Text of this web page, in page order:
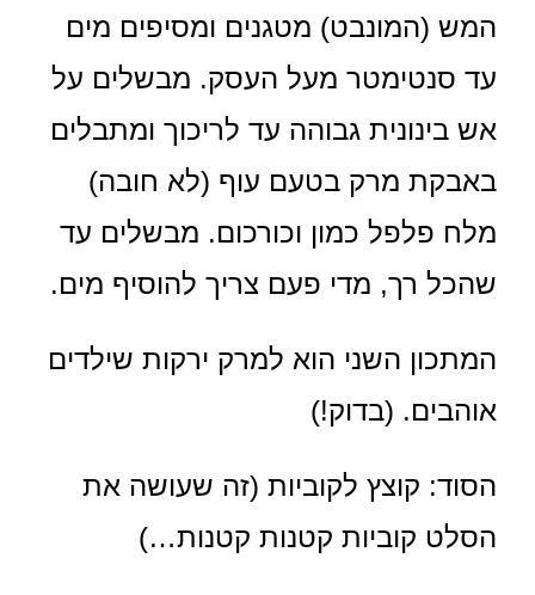
המש (המונבט) מטגנים ומסיפים מים
עד סנטימטר מעל העסק. מבשלים על
אש בינונית גבוהה עד לריכוך ומתבלים
באבקת מרק בטעם עוף (לא חובה)
מלח פלפל כמון וכורכום. מבשלים עד
שהכל רך, מדי פעם צריך להוסיף מים.
המתכון השני הוא למרק ירקות שילדים
אוהבים. (בדוק!)
הסוד: קוצץ לקוביות (זה שעושה את
הסלט קוביות קטנות קטנות…)